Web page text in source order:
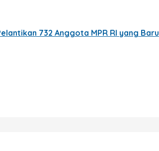
732 Anggota MPR RI yang Baru